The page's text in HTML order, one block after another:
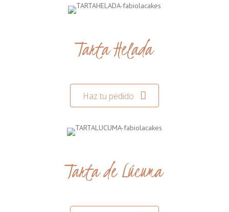
Tarta Helada
Haz tu pedido
Tarta de Lúcuma